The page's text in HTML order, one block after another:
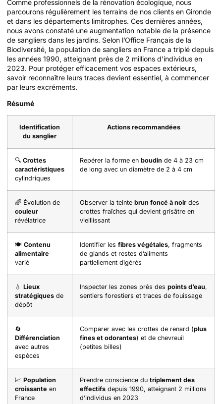
Comme professionnels de la rénovation écologique, nous
parcourons régulièrement les terrains de nos clients en Gironde
et dans les départements limitrophes. Ces dernières années,
nous avons constaté une augmentation notable de la présence
de sangliers dans les jardins. Selon l’Office Français de la
Biodiversité, la population de sangliers en France a triplé depuis
les années 1990, atteignant près de 2 millions d’individus en
2023. Pour protéger efficacement vos espaces extérieurs,
savoir reconnaître leurs traces devient essentiel, à commencer
par leurs excréments.
Résumé
Identification
du sanglier
Actions recommandées
🔍 Crottes
caractéristiques
cylindriques
Repérer la forme en boudin de 4 à 23 cm
de long avec un diamètre de 2 à 4 cm
🌈 Évolution de
couleur
révélatrice
Observer la teinte brun foncé à noir des
crottes fraîches qui devient grisâtre en
vieillissant
🍽️ Contenu
alimentaire
varié
Identifier les fibres végétales, fragments
de glands et restes d’aliments
partiellement digérés
💧 Lieux
stratégiques de
dépôt
Inspecter les zones près des points d’eau,
sentiers forestiers et traces de fouissage
🔄
Différenciation
avec autres
espèces
Comparer avec les crottes de renard (plus
fines et odorantes) et de chevreuil
(petites billes)
📈 Population
croissante en
France
Prendre conscience du triplement des
effectifs depuis 1990, atteignant 2 millions
d’individus en 2023